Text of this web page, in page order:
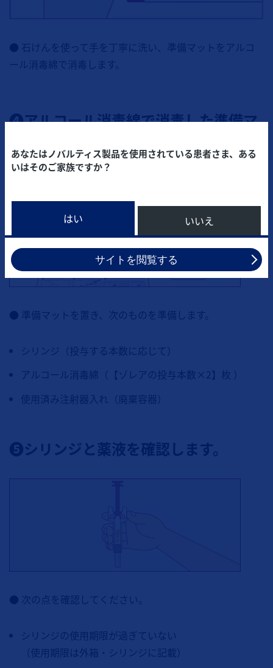
● 石けんを使って手を丁寧に洗い、準備マットをアルコ
ール消毒綿で消毒します。
❹アルコール消毒綿で消毒した準備マ
す。
● 準備マットを置き、次のものを準備します。
シリンジ（投与する本数に応じて）
アルコール消毒綿（【ゾレアの投与本数×2】枚 ）
使用済み注射器入れ（廃棄容器）
❺シリンジと薬液を確認します。
● 次の点を確認してください。
シリンジの使用期限が過ぎていない
（使用期限は外箱・シリンジに記載）
あなたはノバルティス製品を使用されている患者さま、ある
いはそのご家族ですか？
はい いいえ
サイトを閲覧する